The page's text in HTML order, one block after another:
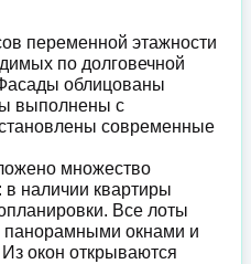
переменной этажности
по долговечной
облицованы
выполнены с
современные
множество
наличии квартиры
Все лоты
панорамными окнами и
окон открываются